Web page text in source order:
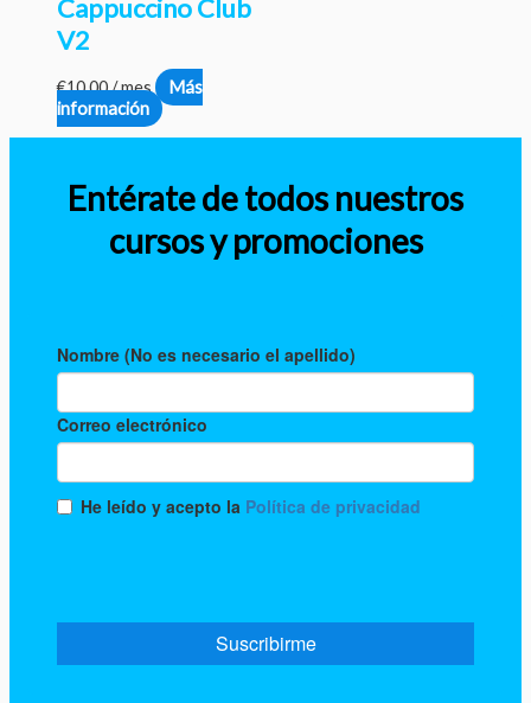
Cappuccino Club
V2
€10.00/ mes
Más
información
Entérate de todos nuestros
cursos y promociones